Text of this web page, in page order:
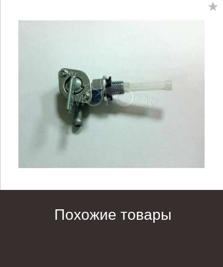
Похожие товары